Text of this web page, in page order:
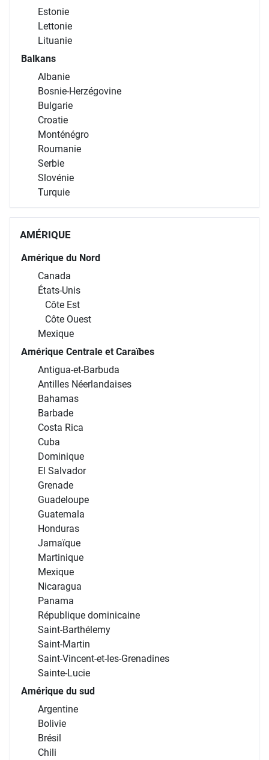
Estonie
Lettonie
Lituanie
Balkans
Albanie
Bosnie-Herzégovine
Bulgarie
Croatie
Monténégro
Roumanie
Serbie
Slovénie
Turquie
AMÉRIQUE
Amérique du Nord
Canada
États-Unis
Côte Est
Côte Ouest
Mexique
Amérique Centrale et Caraïbes
Antigua-et-Barbuda
Antilles Néerlandaises
Bahamas
Barbade
Costa Rica
Cuba
Dominique
El Salvador
Grenade
Guadeloupe
Guatemala
Honduras
Jamaïque
Martinique
Mexique
Nicaragua
Panama
République dominicaine
Saint-Barthélemy
Saint-Martin
Saint-Vincent-et-les-Grenadines
Sainte-Lucie
Amérique du sud
Argentine
Bolivie
Brésil
Chili